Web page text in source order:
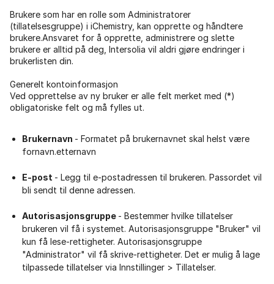
Brukere som har en rolle som Administratorer
(tillatelsesgruppe) i iChemistry, kan opprette og håndtere
brukere.Ansvaret for å opprette, administrere og slette
brukere er alltid på deg, Intersolia vil aldri gjøre endringer i
brukerlisten din.
Generelt kontoinformasjon
Ved opprettelse av ny bruker er alle felt merket med (*)
obligatoriske felt og må fylles ut.
Brukernavn - Formatet på brukernavnet skal helst være
fornavn.etternavn
E-post - Legg til e-postadressen til brukeren. Passordet vil
bli sendt til denne adressen.
Autorisasjonsgruppe - Bestemmer hvilke tillatelser
brukeren vil få i systemet. Autorisasjonsgruppe "Bruker" vil
kun få lese-rettigheter. Autorisasjonsgruppe
"Administrator" vil få skrive-rettigheter. Det er mulig å lage
tilpassede tillatelser via Innstillinger > Tillatelser.